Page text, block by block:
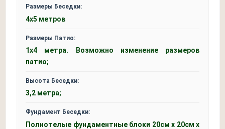
Размеры Беседки:
4х5 метров
Размеры Патио:
1х4 метра. Возможно изменение размеров
патио;
Высота Беседки:
3,2 метра;
Фундамент Беседки:
Полнотелые фундаментные блоки 20см x 20см x